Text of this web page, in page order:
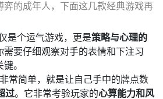
弈的成年人，下面这几款经典游戏再
是个运气游戏，更是策略与心理的
需要仔细观察对手的表情和下注习
。
常简单，就是让自己手中的牌点数
过。它非常考验玩家的心算能力和风